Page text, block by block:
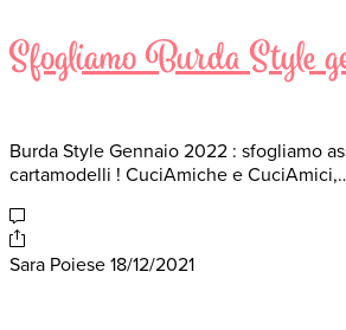
Sfogliamo Burda Style
Burda Style Gennaio 2022 : sfogliamo
cartamodelli ! CuciAmiche e
Sara Poiese 18/12/2021